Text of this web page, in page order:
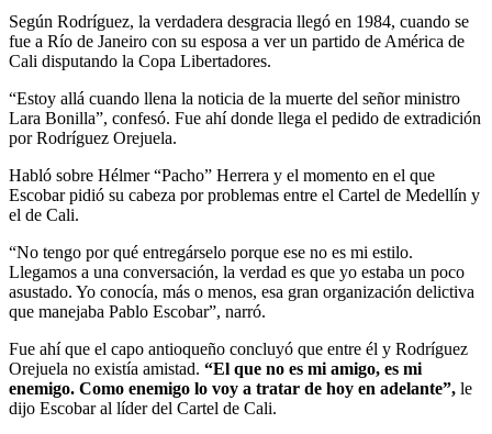
Según Rodríguez, la verdadera desgracia llegó en 1984, cuando se
fue a Río de Janeiro con su esposa a ver un partido de América de
Cali disputando la Copa Libertadores.
“Estoy allá cuando llena la noticia de la muerte del señor ministro
Lara Bonilla”, confesó. Fue ahí donde llega el pedido de extradición
por Rodríguez Orejuela.
Habló sobre Hélmer “Pacho” Herrera y el momento en el que
Escobar pidió su cabeza por problemas entre el Cartel de Medellín y
el de Cali.
“No tengo por qué entregárselo porque ese no es mi estilo.
Llegamos a una conversación, la verdad es que yo estaba un poco
asustado. Yo conocía, más o menos, esa gran organización delictiva
que manejaba Pablo Escobar”, narró.
Fue ahí que el capo antioqueño concluyó que entre él y Rodríguez
Orejuela no existía amistad. “El que no es mi amigo, es mi
enemigo. Como enemigo lo voy a tratar de hoy en adelante”, le
dijo Escobar al líder del Cartel de Cali.